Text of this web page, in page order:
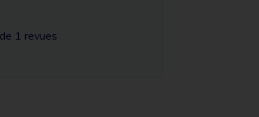
1 revues